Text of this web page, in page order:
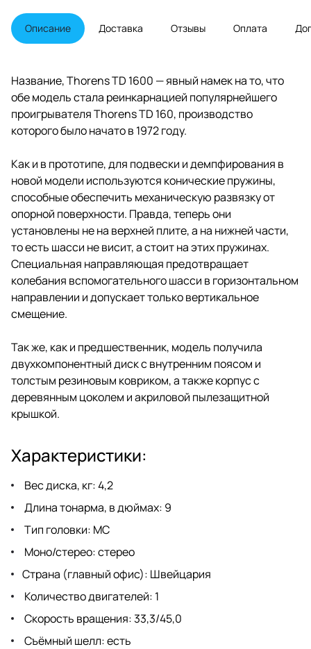
Описание Доставка Отзывы Оплата
Название, Thorens TD 1600 — явный намек на то, что
обе модель стала реинкарнацией популярнейшего
проигрывателя Thorens TD 160, производство
которого было начато в 1972 году.
Как и в прототипе, для подвески и демпфирования в
новой модели используются конические пружины,
способные обеспечить механическую развязку от
опорной поверхности. Правда, теперь они
установлены не на верхней плите, а на нижней части,
то есть шасси не висит, а стоит на этих пружинах.
Специальная направляющая предотвращает
колебания вспомогательного шасси в горизонтальном
направлении и допускает только вертикальное
смещение.
Так же, как и предшественник, модель получила
двухкомпонентный диск с внутренним поясом и
толстым резиновым ковриком, а также корпус с
деревянным цоколем и акриловой пылезащитной
крышкой.
Характеристики:
Вес диска, кг: 4,2
Длина тонарма, в дюймах: 9
Тип головки: MC
Моно/стерео: стерео
Страна (главный офис): Швейцария
Количество двигателей: 1
Скорость вращения: 33,3/45,0
Съёмный шелл: есть